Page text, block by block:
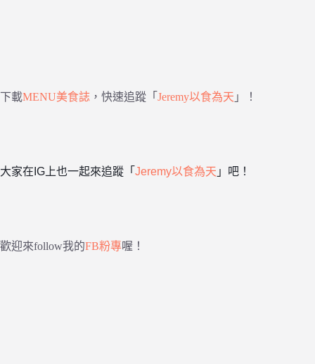
下載MENU美食誌 ，快速追蹤「 Jeremy以食為天 」！
大家在IG上也一起來追蹤「 Jeremy以食為天 」吧！
歡迎來follow我的FB粉專喔！